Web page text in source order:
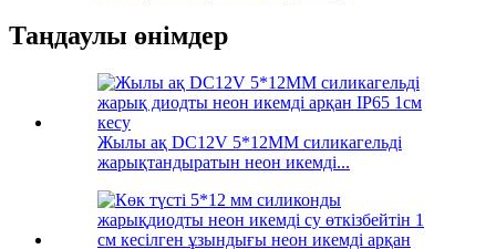
Таңдаулы өнімдер
Жылы ақ DC12V 5*12MM силикагельді
жарықтандыратын неон икемді...